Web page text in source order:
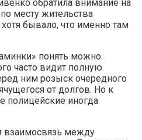
обратила внимание на
месту жительства
бывало, что именно там
понять можно.
часто видит полную
ним розыск очередного
от долгов. Но к
иногда
взаимосвязь между